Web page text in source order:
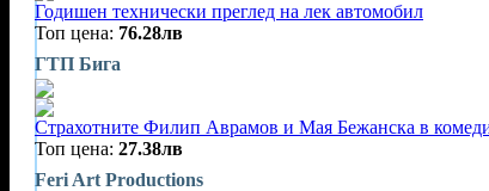
Годишен технически преглед на лек автомобил
Топ цена: 76.28лв
ГТП Бига
Страхотните Филип Аврамов и Мая Бежанска в
Топ цена: 27.38лв
Feri Art Productions